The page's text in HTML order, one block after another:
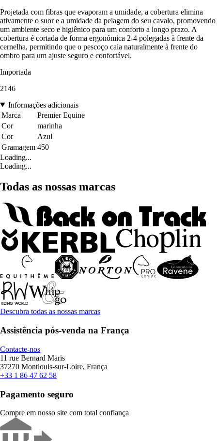
Projetada com fibras que evaporam a umidade, a cobertura elimina
ativamente o suor e a umidade da pelagem do seu cavalo, promovendo
um ambiente seco e higiênico para um conforto a longo prazo. A
cobertura é cortada de forma ergonómica 2-4 polegadas à frente da
cernelha, permitindo que o pescoço caia naturalmente à frente do
ombro para um ajuste seguro e confortável.
Importada
2146
Informações adicionais
Marca
Premier Equine
Cor
marinha
Cor
Azul
Gramagem 450
Loading...
Loading...
Todas as nossas marcas
Descubra todas as nossas marcas
Assistência pós-venda na França
Contacte-nos
11 rue Bernard Maris
37270 Montlouis-sur-Loire, França
+33 1 86 47 62 58
Pagamento seguro
Compre em nosso site com total confiança